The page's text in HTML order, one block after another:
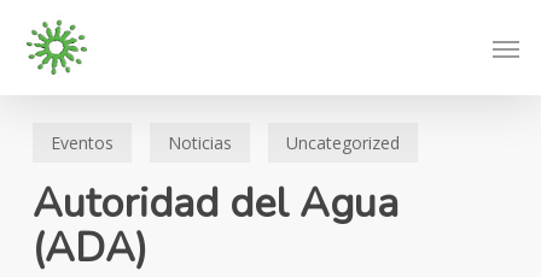
Eventos Noticias Uncategorized
Autoridad del Agua
(ADA)